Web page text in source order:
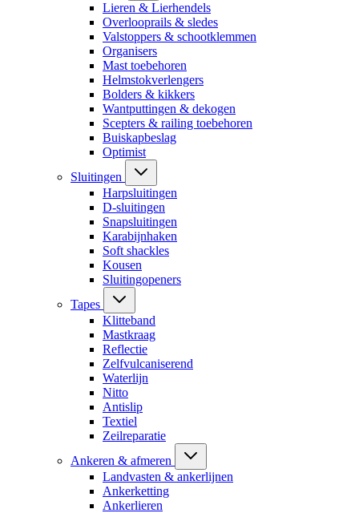
Lieren & Lierhendels
Overlooprails & sledes
Valstoppers & schootklemmen
Organisers
Mast toebehoren
Helmstokverlengers
Bolders & kikkers
Wantputtingen & dekogen
Scepters & railing toebehoren
Buiskapbeslag
Optimist
Sluitingen
Harpsluitingen
D-sluitingen
Snapsluitingen
Karabijnhaken
Soft shackles
Kousen
Sluitingopeners
Tapes
Klitteband
Mastkraag
Reflectie
Zelfvulcaniserend
Waterlijn
Nitto
Antislip
Textiel
Zeilreparatie
Ankeren & afmeren
Landvasten & ankerlijnen
Ankerketting
Ankerlieren